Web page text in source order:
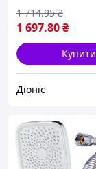
1 697.80₴
1 714.95 ₴
Купити
Діоніс